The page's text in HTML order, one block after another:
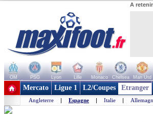
A
OM PSG Lyon Lille Monaco Chelsea Man Utd
+ de clubs
Mercato Ligue 1 L2/Coupes Etranger
Angleterre | Espagne | Italie |